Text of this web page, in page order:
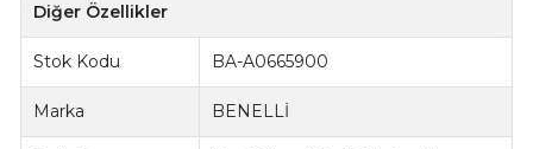
Diğer Özellikler
Stok Kodu BA-A0665900
Marka BENELLİ